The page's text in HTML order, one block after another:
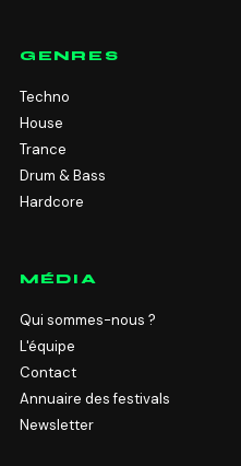
GENRES
Techno
House
Trance
Drum & Bass
Hardcore
MÉDIA
Qui sommes-nous ?
L'équipe
Contact
Annuaire des festivals
Newsletter